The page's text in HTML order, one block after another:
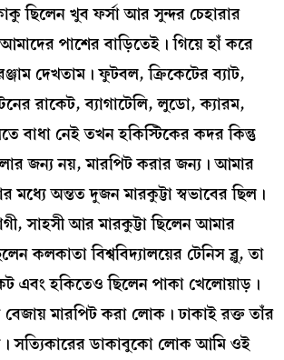
ছিলেন খুব ফর্সা আর সুন্দর চেহারার
পাশের বাড়িতেই। গিয়ে হাঁ করে
দেখতাম। ফুটবল, ক্রিকেটের ব্যাট,
রাকেট, ব্যাগাটেলি, লুডো, ক্যারম,
নেই তখন হকিস্টিকের কদর কিন্তু
জন্য নয়, মারপিট করার জন্য। আমার
মধ্যে অন্তত দুজন মারকুট্টা স্বভাবের ছিল।
সাহসী আর মারকুট্টা ছিলেন আমার
কলকাতা বিশ্ববিদ্যালয়ের টেনিস ব্লু, তা
এবং হকিতেও ছিলেন পাকা খেলোয়াড়।
মারপিট করা লোক। ঢাকাই রক্ত তাঁর
সত্যিকারের ডাকাবুকো লোক আমি ওই